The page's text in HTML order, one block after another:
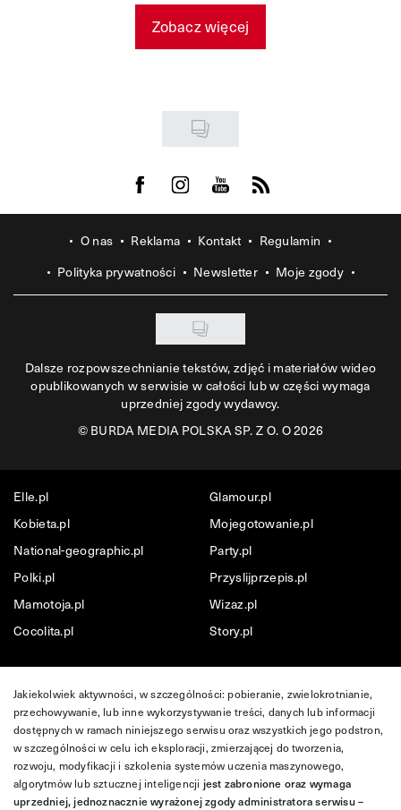
Zobacz więcej
Visit us on Facebook
Visit us on Instagram
Visit us on Youtube
Visit us on Rss
O nas Reklama Kontakt
Regulamin
Polityka prywatności
Newsletter Moje zgody
Dalsze rozpowszechnianie tekstów, zdjęć i materiałów wideo
opublikowanych w serwisie w całości lub w części wymaga
uprzedniej zgody wydawcy.
©BURDA MEDIA POLSKA SP. Z O. O 2026
Elle.pl
Glamour.pl
Kobieta.pl
Mojegotowanie.pl
National-geographic.pl
Party.pl
Polki.pl
Przyslijprzepis.pl
Mamotoja.pl
Wizaz.pl
Cocolita.pl
Story.pl
Jakiekolwiek aktywności, w szczególności: pobieranie, zwielokrotnianie,
przechowywanie, lub inne wykorzystywanie treści, danych lub informacji
dostępnych w ramach niniejszego serwisu oraz wszystkich jego podstron,
w szczególności w celu ich eksploracji, zmierzającej do tworzenia,
rozwoju, modyfikacji i szkolenia systemów uczenia maszynowego,
algorytmów lub sztucznej inteligencji jest zabronione oraz wymaga
uprzedniej, jednoznacznie wyrażonej zgody administratora serwisu –